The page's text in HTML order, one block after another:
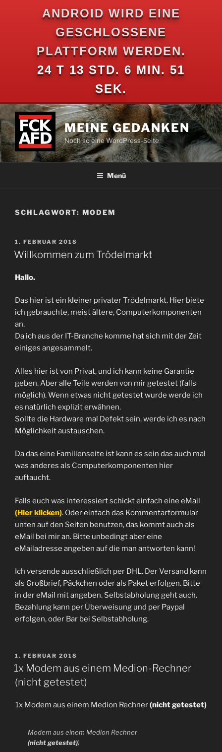
ANDROID WIRD EINE
GESCHLOSSENE
PLATTFORM WERDEN.
24 T 13 STD. 6 MIN. 51
SEK.
Zum
Inhalt
springen
MEINE GEDANKEN
Noch so eine WordPress-Seite
Menü
SCHLAGWORT: MODEM
VERÖFFENTLICHT
AM
1. FEBRUAR 2018
Willkommen zum Trödelmarkt
Hallo.
Das hier ist ein kleiner privater Trödelmarkt. Hier biete
ich gebrauchte, meist ältere, Computerkomponenten
an.
Da ich aus der IT-Branche komme hat sich mit der Zeit
einiges angesammelt.
Alles hier ist von Privat, und ich kann keine Garantie
geben. Aber alle Teile werden von mir getestet (falls
möglich). Wenn etwas nicht getestet wurde werde ich
es natürlich explizit erwähnen.
Sollte die Hardware mal Defekt sein, werde ich es nach
Möglichkeit austauschen.
Da das eine Familienseite ist kann es sein das auch mal
was anderes als Computerkomponenten hier
auftaucht.
Falls euch was interessiert schickt einfach eine eMail
(Hier klicken). Oder einfach das Kommentarformular
unten auf den Seiten benutzen, das kommt auch als
eMail bei mir an. Bitte unbedingt aber eine
eMailadresse angeben auf die man antworten kann!
Ich versende ausschließlich per DHL. Der Versand kann
als Großbrief, Päckchen oder als Paket erfolgen. Bitte
in der eMail mit angeben. Selbstabholung geht auch.
Bezahlung kann per Überweisung und per Paypal
erfolgen, oder Bar bei Selbstabholung.
VERÖFFENTLICHT
AM
1. FEBRUAR 2018
1x Modem aus einem Medion-Rechner
(nicht getestet)
1x Modem aus einem Medion Rechner(nicht getestet)
Modem aus einem Medion Rechner
(nicht getestet))